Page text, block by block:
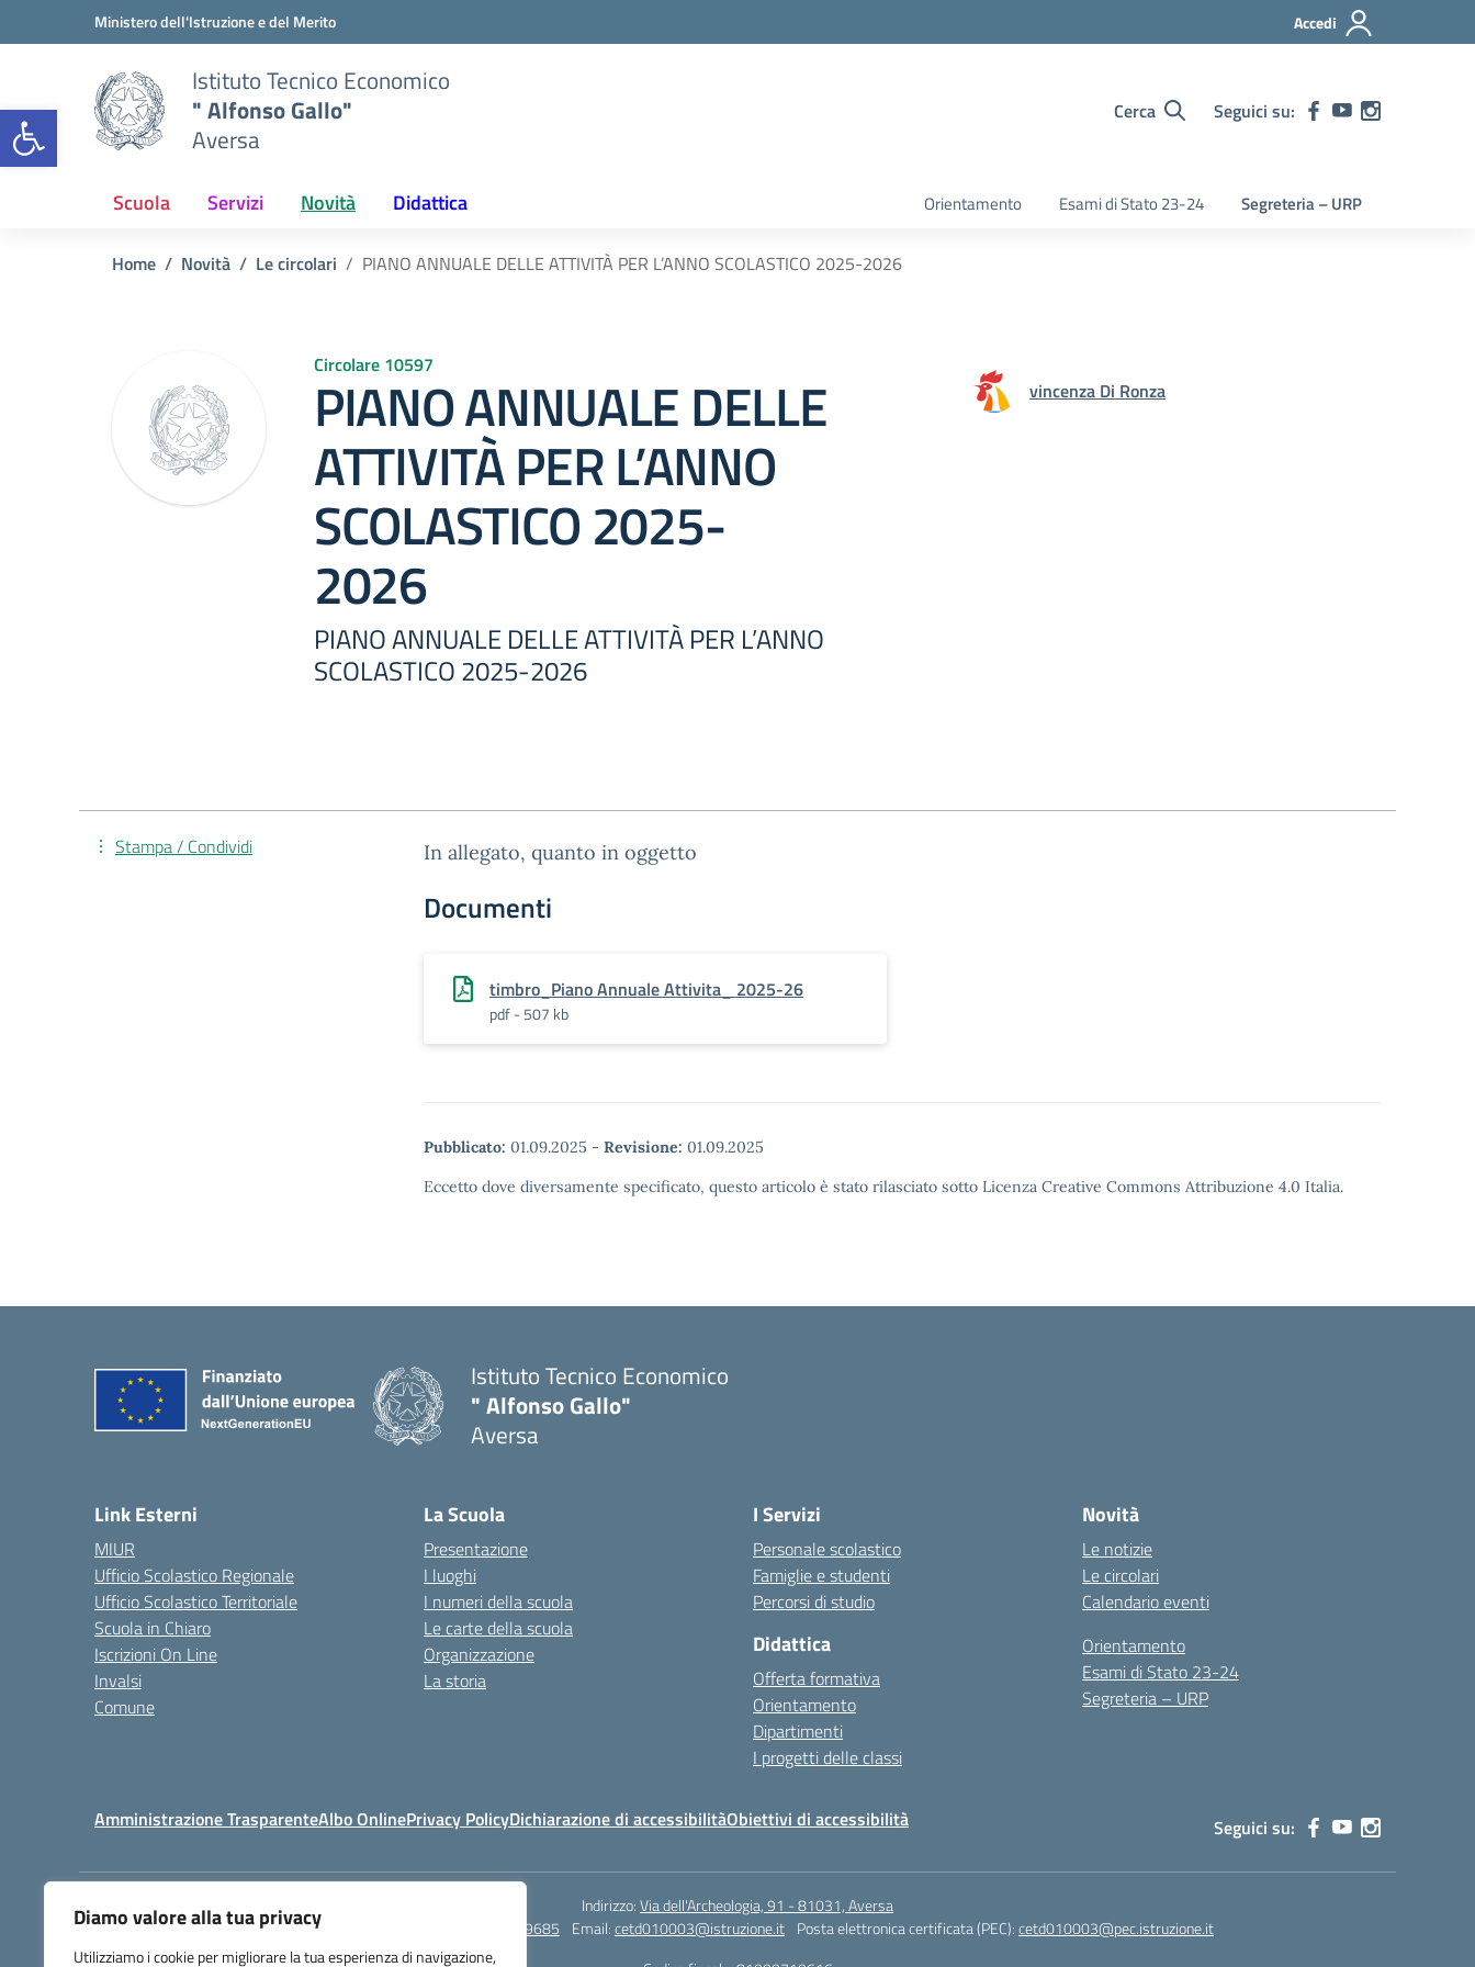
Open toolbar
Diamo valore alla tua privacy
Utilizziamo i cookie per migliorare la tua esperienza di navigazione,
Vai ai contenuti
Vai al menu di navigazioneMinistero dell'Istruzione e del Merito Accedi
Istituto Tecnico Economico
" Alfonso Gallo"
Aversa
Cerca Seguici su:
Scuola Servizi Novità Didattica Orientamento Esami di Stato 23-24 Segreteria – URP
Home Novità Le circolari PIANO ANNUALE DELLE ATTIVITÀ PER L’ANNO SCOLASTICO 2025-2026
Circolare 10597
PIANO ANNUALE DELLE
ATTIVITÀ PER L’ANNO
SCOLASTICO 2025-
2026
PIANO ANNUALE DELLE ATTIVITÀ PER L’ANNO
SCOLASTICO 2025-2026
vincenza Di Ronza
In allegato, quanto in oggetto
Documenti
timbro_Piano Annuale Attivita_ 2025-26
pdf - 507 kb
Pubblicato: 01.09.2025 - Revisione: 01.09.2025
Eccetto dove diversamente specificato, questo articolo è stato rilasciato sotto Licenza Creative Commons Attribuzione 4.0 Italia.
Stampa / Condividi
Istituto Tecnico Economico
" Alfonso Gallo"
Aversa
Link Esterni
MIUR
Ufficio Scolastico Regionale
Ufficio Scolastico Territoriale
Scuola in Chiaro
Iscrizioni On Line
Invalsi
Comune
La Scuola
Presentazione
I luoghi
I numeri della scuola
Le carte della scuola
Organizzazione
La storia
I Servizi
Personale scolastico
Famiglie e studenti
Percorsi di studio
Didattica
Offerta formativa
Orientamento
Dipartimenti
I progetti delle classi
Novità
Le notizie
Le circolari
Calendario eventi
Orientamento
Esami di Stato 23-24
Segreteria – URP
Amministrazione TrasparenteAlbo OnlinePrivacy PolicyDichiarazione di accessibilitàObiettivi di accessibilità Seguici su:
Indirizzo:Via dell'Archeologia, 91 - 81031, Aversa
Centralino:
(+39) 0818131558 - 0815029685 Email:cetd010003@istruzione.it Posta elettronica certificata (PEC):cetd010003@pec.istruzione.it